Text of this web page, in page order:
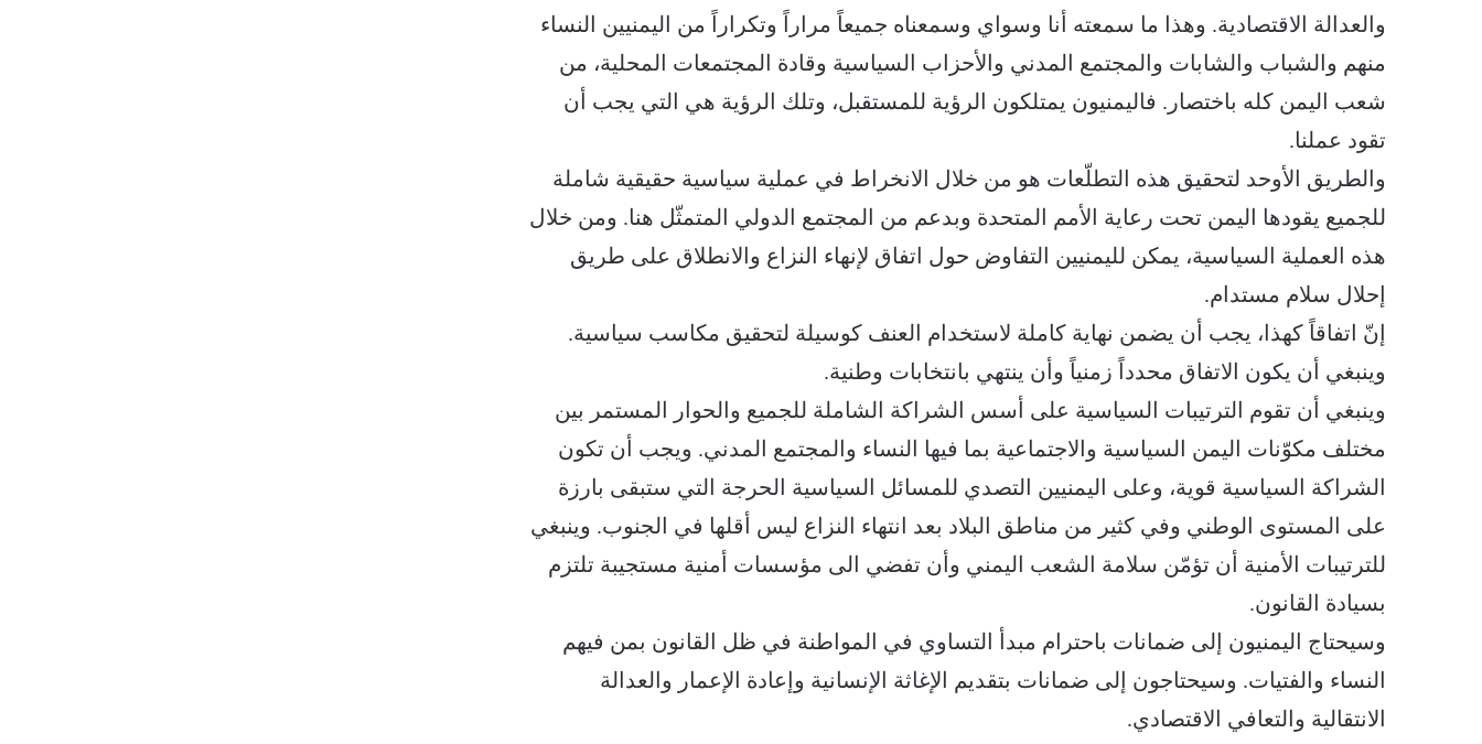
والعدالة الاقتصادية. وهذا ما سمعته أنا وسواي وسمعناه جميعاً مراراً وتكراراً من اليمنيين النساء
منهم والشباب والشابات والمجتمع المدني والأحزاب السياسية وقادة المجتمعات المحلية، من
شعب اليمن كله باختصار. فاليمنيون يمتلكون الرؤية للمستقبل، وتلك الرؤية هي التي يجب أن
تقود عملنا.
والطريق الأوحد لتحقيق هذه التطلّعات هو من خلال الانخراط في عملية سياسية حقيقية شاملة
للجميع يقودها اليمن تحت رعاية الأمم المتحدة وبدعم من المجتمع الدولي المتمثّل هنا. ومن خلال
هذه العملية السياسية، يمكن لليمنيين التفاوض حول اتفاق لإنهاء النزاع والانطلاق على طريق
إحلال سلام مستدام.
إنّ اتفاقاً كهذا، يجب أن يضمن نهاية كاملة لاستخدام العنف كوسيلة لتحقيق مكاسب سياسية.
وينبغي أن يكون الاتفاق محدداً زمنياً وأن ينتهي بانتخابات وطنية.
وينبغي أن تقوم الترتيبات السياسية على أسس الشراكة الشاملة للجميع والحوار المستمر بين
مختلف مكوّنات اليمن السياسية والاجتماعية بما فيها النساء والمجتمع المدني. ويجب أن تكون
الشراكة السياسية قوية، وعلى اليمنيين التصدي للمسائل السياسية الحرجة التي ستبقى بارزة
على المستوى الوطني وفي كثير من مناطق البلاد بعد انتهاء النزاع ليس أقلها في الجنوب. وينبغي
للترتيبات الأمنية أن تؤمّن سلامة الشعب اليمني وأن تفضي الى مؤسسات أمنية مستجيبة تلتزم
بسيادة القانون.
وسيحتاج اليمنيون إلى ضمانات باحترام مبدأ التساوي في المواطنة في ظل القانون بمن فيهم
النساء والفتيات. وسيحتاجون إلى ضمانات بتقديم الإغاثة الإنسانية وإعادة الإعمار والعدالة
الانتقالية والتعافي الاقتصادي.